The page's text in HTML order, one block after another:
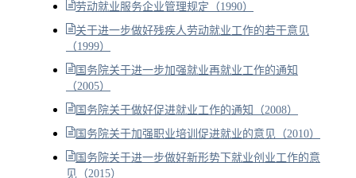
劳动就业服务企业管理规定（1990）
关于进一步做好残疾人劳动就业工作的若干意见
（1999）
国务院关于进一步加强就业再就业工作的通知
（2005）
国务院关于做好促进就业工作的通知（2008）
国务院关于加强职业培训促进就业的意见（2010）
国务院关于进一步做好新形势下就业创业工作的意
见（2015）